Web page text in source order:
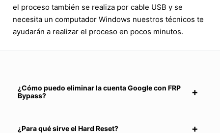
el proceso también se realiza por cable USB y se
necesita un computador Windows nuestros técnicos te
ayudarán a realizar el proceso en pocos minutos.
¿Cómo puedo eliminar la cuenta Google con FRP
Bypass?
¿Para qué sirve el Hard Reset?